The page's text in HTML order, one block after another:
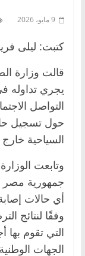
9 مايو، 2026
كتبت: ليلى
قالت وزارة
يجري تداوله
التواصل
حول تسجيل
السياحية
وتابعت
جمهورية مصر
أي حالات
وفقًا لنتائج
التي تقوم بها
الجهات